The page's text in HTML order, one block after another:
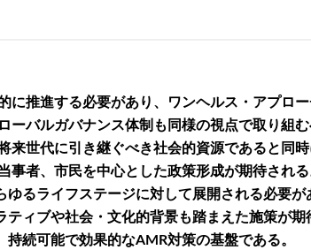
に推進する必要があり、ワンヘルス・アプロ
ーバルガバナンス体制も同様の視点で取り組む
来世代に引き継ぐべき社会的資源であると同
事者、市民を中心とした政策形成が期待される
ゆるライフステージに対して展開される必要
ティブや社会・文化的背景も踏まえた施策が期
持続可能で効果的なAMR対策の基盤である。